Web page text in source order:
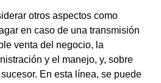
otros aspectos como
en caso de una transmisión
venta del negocio, la
y el manejo, y, sobre
En esta línea, se puede